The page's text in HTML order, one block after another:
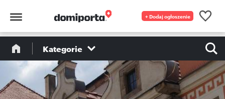
+ Dodaj ogłoszenie
Kategorie